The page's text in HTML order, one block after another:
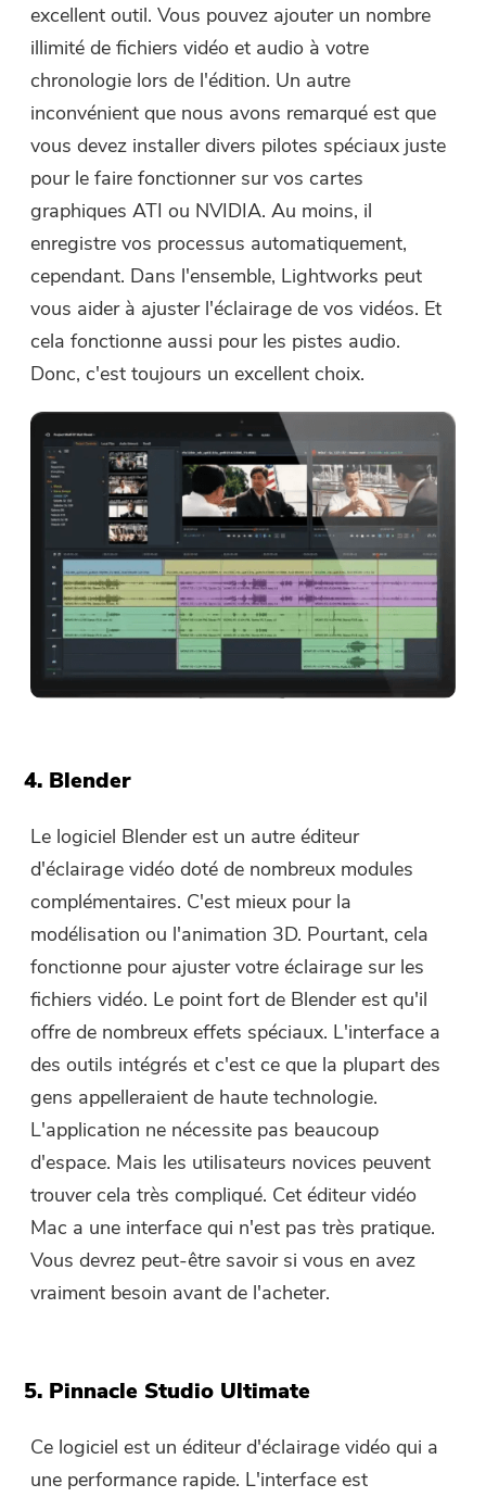
excellent outil. Vous pouvez ajouter un nombre
illimité de fichiers vidéo et audio à votre
chronologie lors de l'édition. Un autre
inconvénient que nous avons remarqué est que
vous devez installer divers pilotes spéciaux juste
pour le faire fonctionner sur vos cartes
graphiques ATI ou NVIDIA. Au moins, il
enregistre vos processus automatiquement,
cependant. Dans l'ensemble, Lightworks peut
vous aider à ajuster l'éclairage de vos vidéos. Et
cela fonctionne aussi pour les pistes audio.
Donc, c'est toujours un excellent choix.
4. Blender
Le logiciel Blender est un autre éditeur
d'éclairage vidéo doté de nombreux modules
complémentaires. C'est mieux pour la
modélisation ou l'animation 3D. Pourtant, cela
fonctionne pour ajuster votre éclairage sur les
fichiers vidéo. Le point fort de Blender est qu'il
offre de nombreux effets spéciaux. L'interface a
des outils intégrés et c'est ce que la plupart des
gens appelleraient de haute technologie.
L'application ne nécessite pas beaucoup
d'espace. Mais les utilisateurs novices peuvent
trouver cela très compliqué. Cet éditeur vidéo
Mac a une interface qui n'est pas très pratique.
Vous devrez peut-être savoir si vous en avez
vraiment besoin avant de l'acheter.
5. Pinnacle Studio Ultimate
Ce logiciel est un éditeur d'éclairage vidéo qui a
une performance rapide. L'interface est